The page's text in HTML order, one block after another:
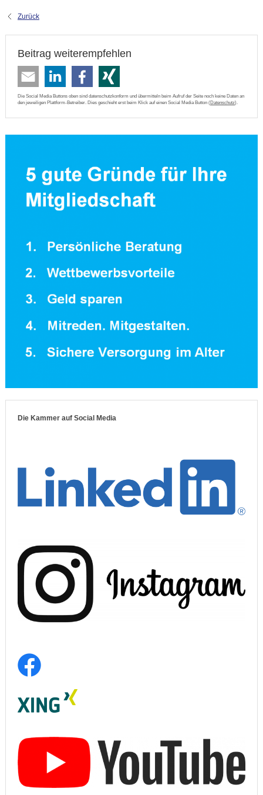
Zurück
Beitrag weiterempfehlen
Die Social Media Buttons oben sind datenschutzkonform und übermitteln beim Aufruf der Seite noch keine Daten an
den jeweiligen Plattform-Betreiber. Dies geschieht erst beim Klick auf einen Social Media Button (Datenschutz).
Die Kammer auf Social Media